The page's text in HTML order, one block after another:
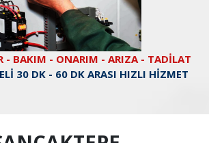
- BAKIM - ONARIM - ARIZA - TADİLAT
30 DK - 60 DK ARASI HIZLI HİZMET